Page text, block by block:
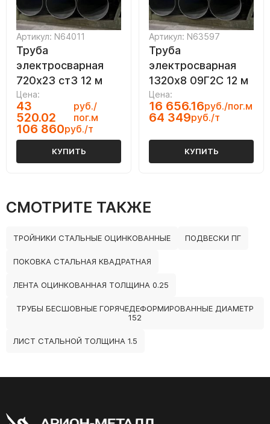
Артикул: N64011
Труба
электросварная
720х23 ст3 12 м
Цена:
43
520.02
руб./
пог.м
106 860руб./т
КУПИТЬ
Артикул: N63597
Труба
электросварная
1320х8 09Г2С 12 м
Цена:
16 656.16руб./пог.м
64 349руб./т
КУПИТЬ
СМОТРИТЕ ТАКЖЕ
ТРОЙНИКИ СТАЛЬНЫЕ ОЦИНКОВАННЫЕ ПОДВЕСКИ ПГ
ПОКОВКА СТАЛЬНАЯ КВАДРАТНАЯ
ЛЕНТА ОЦИНКОВАННАЯ ТОЛЩИНА 0.25
ТРУБЫ БЕСШОВНЫЕ ГОРЯЧЕДЕФОРМИРОВАННЫЕ ДИАМЕТР
152
ЛИСТ СТАЛЬНОЙ ТОЛЩИНА 1.5